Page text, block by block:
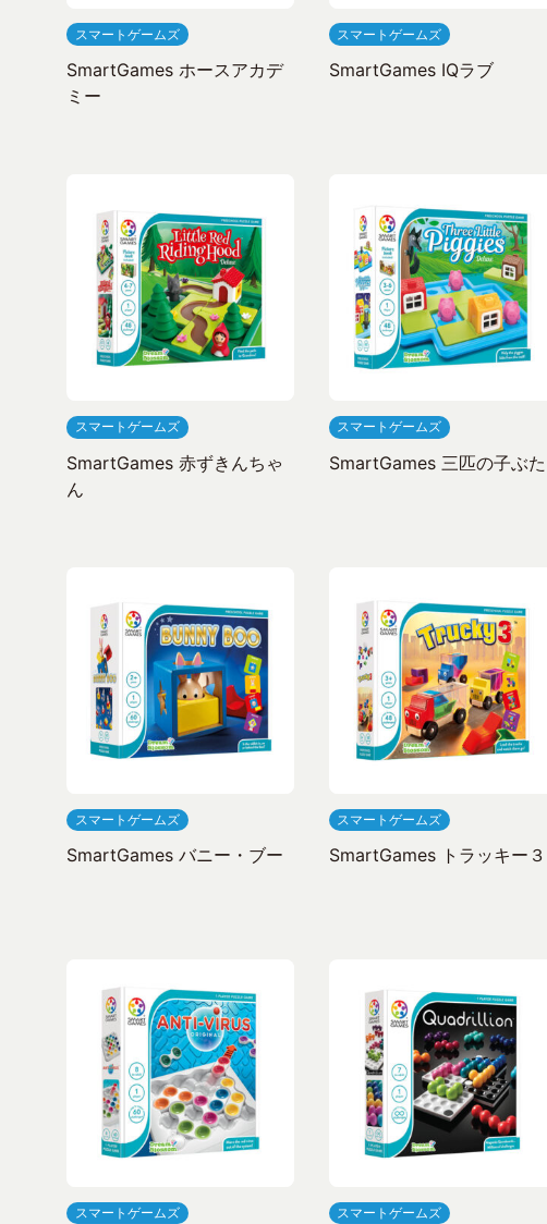
スマートゲームズ
SmartGames ホースアカデ
ミー
スマートゲームズ
SmartGames IQラブ
スマートゲームズ
SmartGames 赤ずきんちゃ
ん
スマートゲームズ
SmartGames 三匹の子ぶた
スマートゲームズ
SmartGames バニー・ブー
スマートゲームズ
SmartGames トラッキー３
スマートゲームズ スマートゲームズ